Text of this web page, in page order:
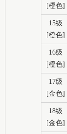
[橙色]
15级
[橙色]
16级
[橙色]
17级
[金色]
18级
[金色]